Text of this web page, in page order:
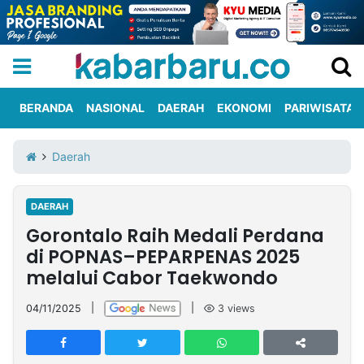
Iklan
Berita
Kami
Nasional
International
Olahraga
Entertainment
Daerah
Pariwisata
Kuliner
Kolom
Network
PT
TREETAN
BERANDA NASIONAL DAERAH EKONOMI PARIWISATA
Daerah
DAERAH
Gorontalo Raih Medali Perdana
di POPNAS–PEPARPENAS 2025
melalui Cabor Taekwondo
04/11/2025 3 views